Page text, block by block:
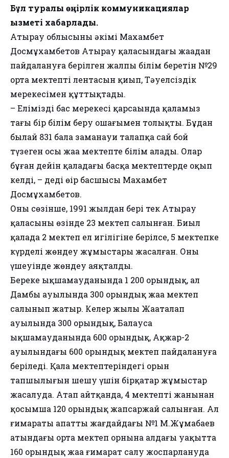
Бұл туралы өңірлік коммуникациялар
қызметі хабарлады.
Атырау облысының әкімі Махамбет
Досмұхамбетов Атырау қаласындағы жаңадан
пайдалануға берілген жалпы білім беретін №29
орта мектептің лентасын қиып, Тәуелсіздік
мерекесімен құттықтады.
– Еліміздің бас мерекесі қарсаңында қаламыз
тағы бір білім беру ошағымен толықты. Бұдан
былай 831 бала заманауи талапқа сай бой
түзеген осы жаңа мектепте білім алады. Олар
бұған дейін қаладағы басқа мектептерде оқып
келді, – деді өңір басшысы Махамбет
Досмұхамбетов.
Оның сөзінше, 1991 жылдан бері тек Атырау
қаласының өзінде 23 мектеп салынған. Биыл
қалада 2 мектеп ел игілігіне берілсе, 5 мектепке
күрделі жөндеу жұмыстары жасалған. Оның
үшеуінде жөндеу аяқталды.
Береке ықшамауданында 1 200 орындық, ал
Дамбы ауылында 300 орындық жаңа мектеп
салынып жатыр. Келер жылы Жаңаталап
ауылында 300 орындық, Балауса
ықшамауданында 600 орындық, Ақжар-2
ауылындағы 600 орындық мектеп пайдалануға
беріледі. Қала мектептеріндегі орын
тапшылығын шешу үшін бірқатар жұмыстар
жасалуда. Атап айтқанда, 4 мектептің жанынан
қосымша 120 орындық жапсаржай салынған. Ал
ғимараты апатты жағдайдағы №1 М.Жұмабаев
атындағы орта мектеп орнына алдағы уақытта
160 орындық жаңа ғимарат салу жоспарлануда